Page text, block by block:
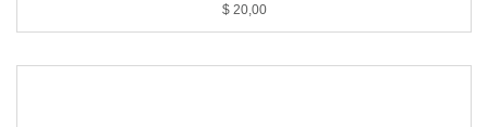
$ 20,00